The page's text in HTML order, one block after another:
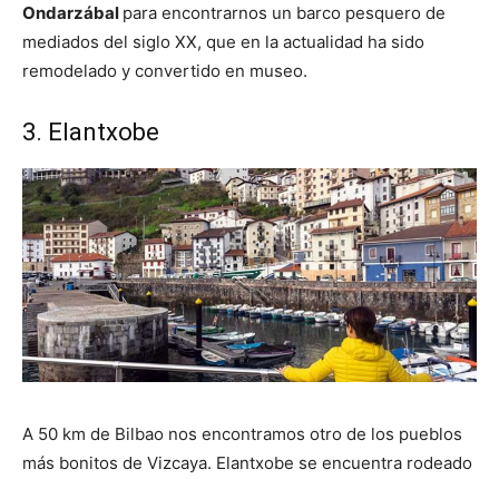
Ondarzábal para encontrarnos un barco pesquero de
mediados del siglo XX, que en la actualidad ha sido
remodelado y convertido en museo.
3. Elantxobe
A 50 km de Bilbao nos encontramos otro de los pueblos
más bonitos de Vizcaya. Elantxobe se encuentra rodeado